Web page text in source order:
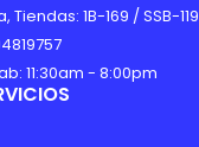
Tiendas: 1B-169 / SSB-119
11:30am - 8:00pm